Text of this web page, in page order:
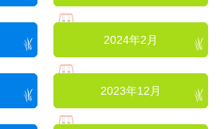
2024年2月
2023年12月